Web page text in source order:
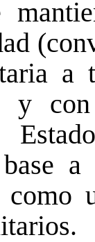
a
y
como